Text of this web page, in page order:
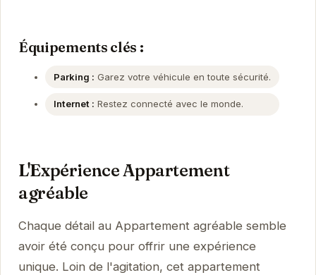
Équipements clés :
Parking : Garez votre véhicule en toute sécurité.
Internet : Restez connecté avec le monde.
L'Expérience Appartement
agréable
Chaque détail au Appartement agréable semble
avoir été conçu pour offrir une expérience
unique. Loin de l'agitation, cet appartement